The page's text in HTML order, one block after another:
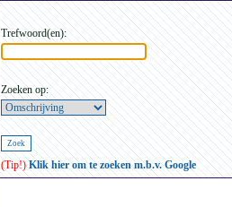
Trefwoord(en):
Zoeken op:
(Tip!) Klik hier om te zoeken m.b.v. Google